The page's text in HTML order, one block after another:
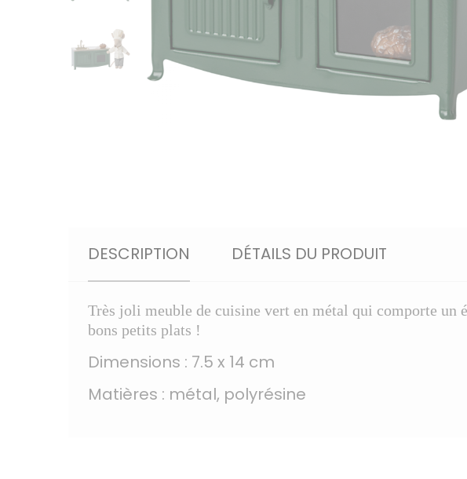
DESCRIPTION DÉTAILS DU PRODUIT
Très joli meuble de cuisine vert en métal qui comporte
bons petits plats !
Dimensions : 7.5 x 14 cm
Matières : métal, polyrésine